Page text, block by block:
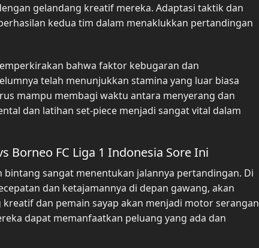
gelandang kreatif mereka. Adaptasi taktik dan
kedua tim dalam menaklukkan pertandingan
bahwa faktor kebugaran dan
telah menunjukkan stamina yang luar biasa
mampu membagi waktu antara menyerang dan
dan latihan set-piece menjadi sangat vital dalam
Borneo FC Liga 1 Indonesia Sore Ini
sangat menentukan jalannya pertandingan. Di
dan ketajamannya di depan gawang, akan
dan pemain sayap akan menjadi motor serangan
dapat memanfaatkan peluang yang ada dan